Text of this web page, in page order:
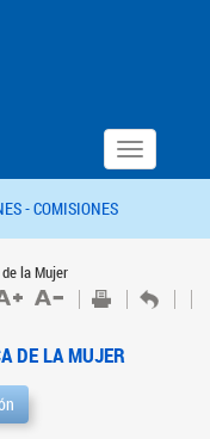
Toggle
navigation
-COMISIONES
la Mujer
DE LA MUJER